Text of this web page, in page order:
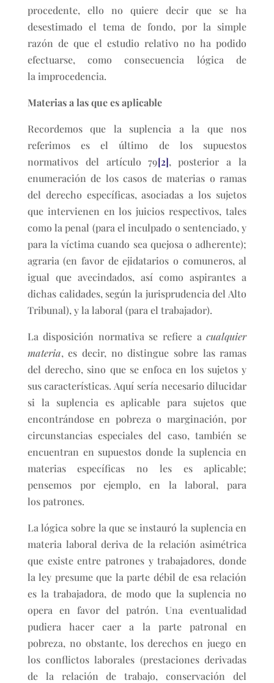
procedente, ello no quiere decir que se ha
desestimado el tema de fondo, por la simple
razón de que el estudio relativo no ha podido
efectuarse, como consecuencia lógica de
la improcedencia.
Materias a las que es aplicable
Recordemos que la suplencia a la que nos
referimos es el último de los supuestos
normativos del artículo 79[2], posterior a la
enumeración de los casos de materias o ramas
del derecho específicas, asociadas a los sujetos
que intervienen en los juicios respectivos, tales
como la penal (para el inculpado o sentenciado, y
para la víctima cuando sea quejosa o adherente);
agraria (en favor de ejidatarios o comuneros, al
igual que avecindados, así como aspirantes a
dichas calidades, según la jurisprudencia del Alto
Tribunal), y la laboral (para el trabajador).
La disposición normativa se refiere acualquier
materia, es decir, no distingue sobre las ramas
del derecho, sino que se enfoca en los sujetos y
sus características. Aquí sería necesario dilucidar
si la suplencia es aplicable para sujetos que
encontrándose en pobreza o marginación, por
circunstancias especiales del caso, también se
encuentran en supuestos donde la suplencia en
materias específicas no les es aplicable;
pensemos por ejemplo, en la laboral, para
los patrones.
La lógica sobre la que se instauró la suplencia en
materia laboral deriva de la relación asimétrica
que existe entre patrones y trabajadores, donde
la ley presume que la parte débil de esa relación
es la trabajadora, de modo que la suplencia no
opera en favor del patrón. Una eventualidad
pudiera hacer caer a la parte patronal en
pobreza, no obstante, los derechos en juego en
los conflictos laborales (prestaciones derivadas
de la relación de trabajo, conservación del